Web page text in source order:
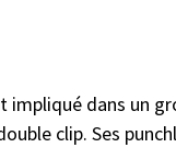
dans un
clip. Ses